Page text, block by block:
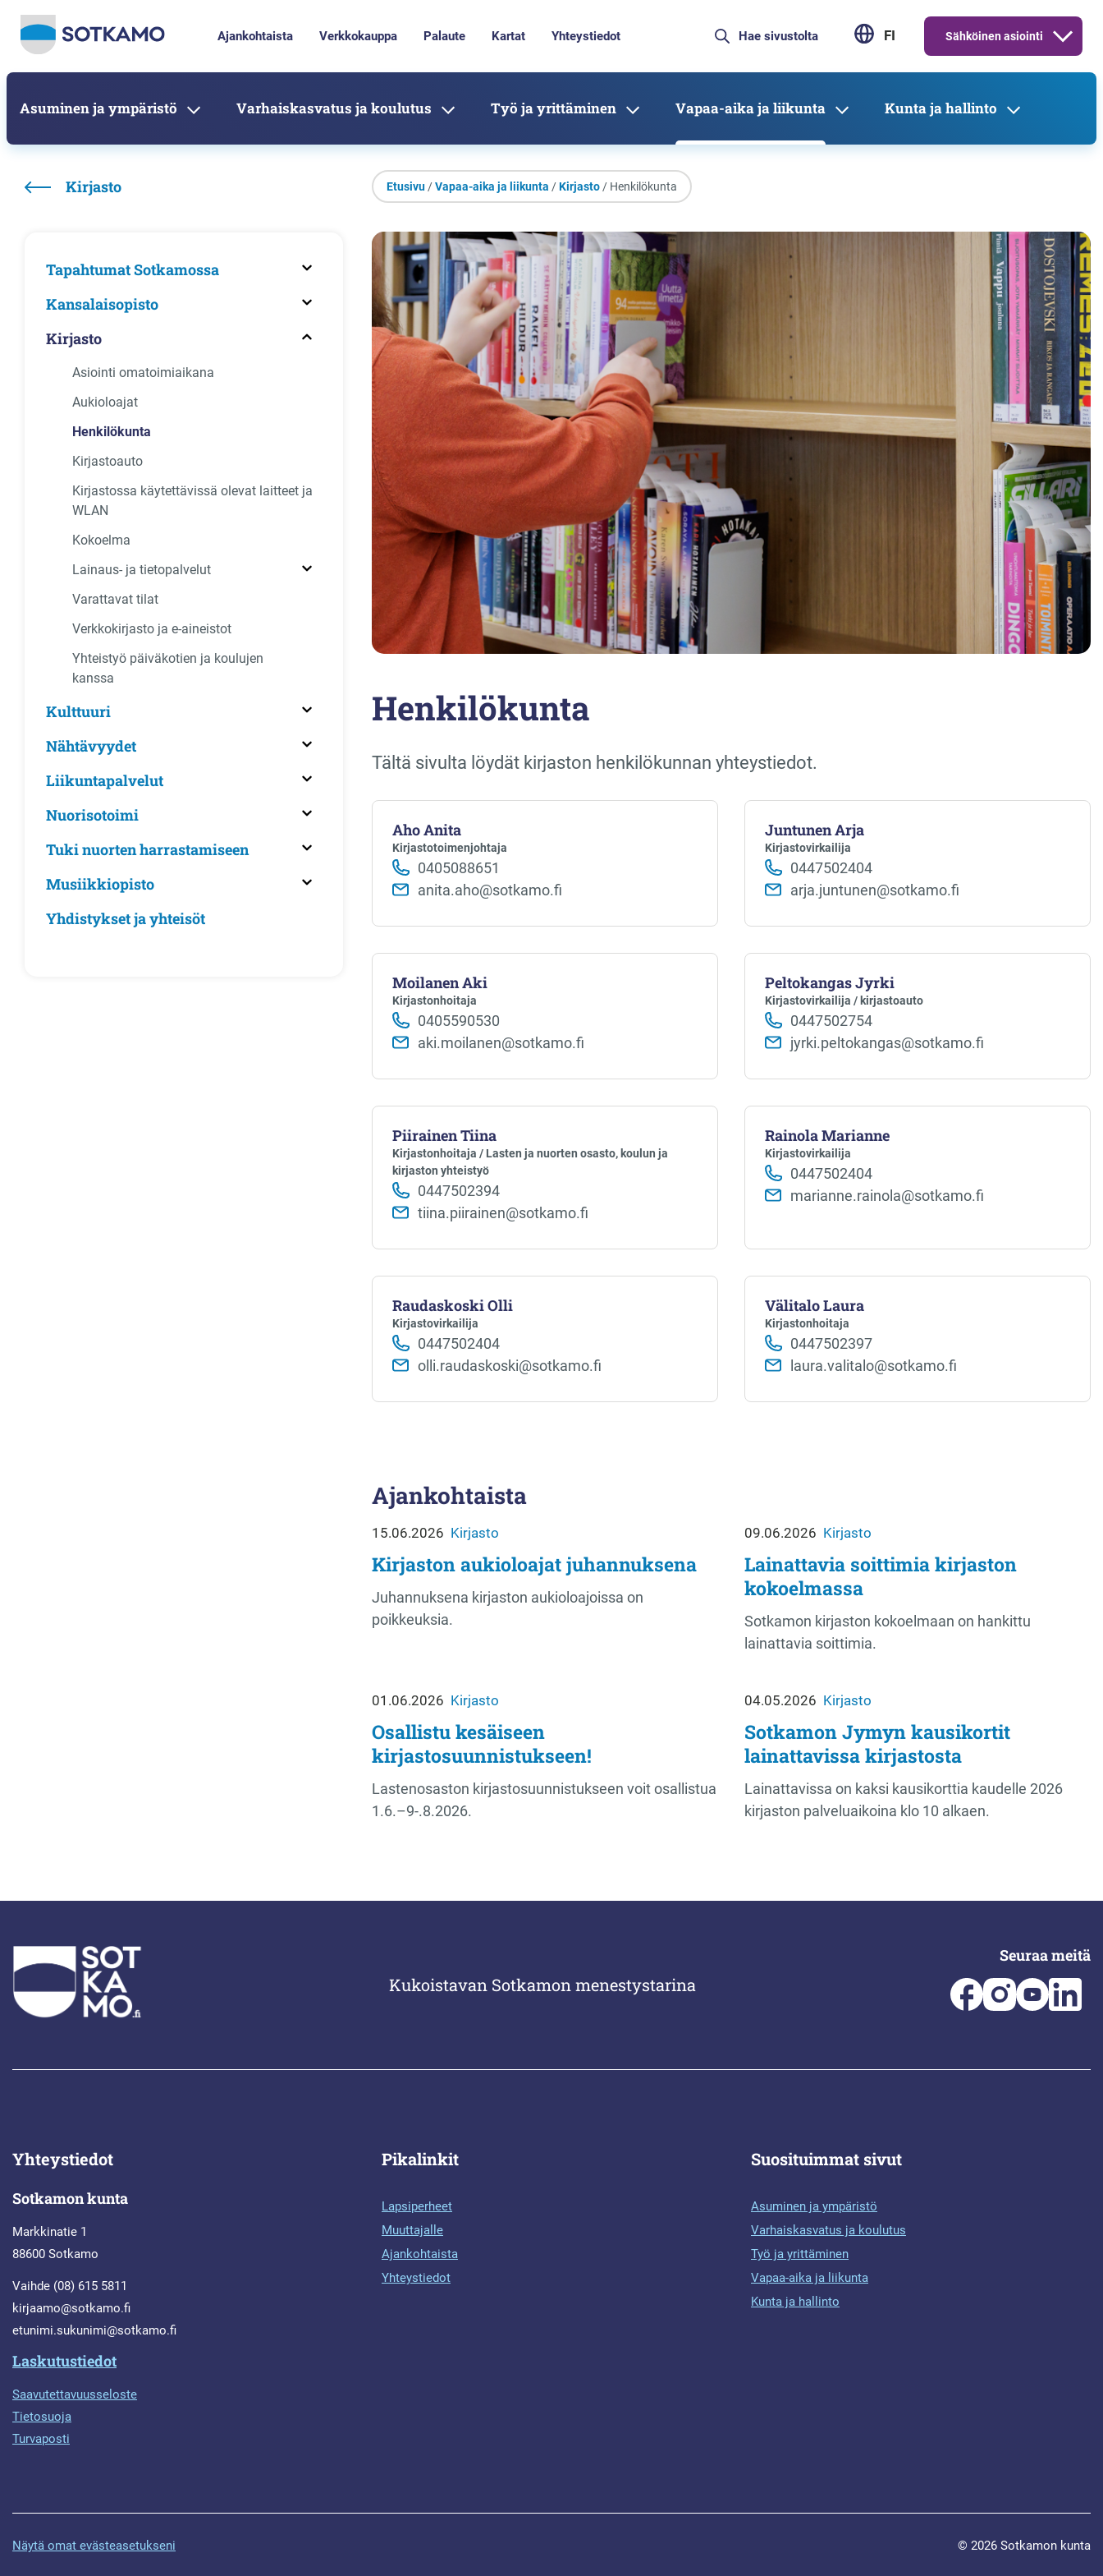
Ajankohtaista Verkkokauppa Palaute Kartat Yhteystiedot FI Sähköinen asiointi
Asuminen ja ympäristö Varhaiskasvatus ja koulutus Työ ja yrittäminen Vapaa-aika ja liikunta Kunta ja hallinto
Kirjasto
Tapahtumat Sotkamossa
Kansalaisopisto
Kirjasto
Asiointi omatoimiaikana
Aukioloajat
Henkilökunta
Kirjastoauto
Kirjastossa käytettävissä olevat laitteet ja
WLAN
Kokoelma
Lainaus- ja tietopalvelut
Varattavat tilat
Verkkokirjasto ja e-aineistot
Yhteistyö päiväkotien ja koulujen
kanssa
Kulttuuri
Nähtävyydet
Liikuntapalvelut
Nuorisotoimi
Tuki nuorten harrastamiseen
Musiikkiopisto
Yhdistykset ja yhteisöt
Etusivu /Vapaa-aika ja liikunta /Kirjasto / Henkilökunta
Henkilökunta
Tältä sivulta löydät kirjaston henkilökunnan yhteystiedot.
Aho Anita
Kirjastotoimenjohtaja
0405088651
anita.aho@sotkamo.fi
Juntunen Arja
Kirjastovirkailija
0447502404
arja.juntunen@sotkamo.fi
Moilanen Aki
Kirjastonhoitaja
0405590530
aki.moilanen@sotkamo.fi
Peltokangas Jyrki
Kirjastovirkailija / kirjastoauto
0447502754
jyrki.peltokangas@sotkamo.fi
Piirainen Tiina
Kirjastonhoitaja / Lasten ja nuorten osasto, koulun ja
kirjaston yhteistyö
0447502394
tiina.piirainen@sotkamo.fi
Rainola Marianne
Kirjastovirkailija
0447502404
marianne.rainola@sotkamo.fi
Raudaskoski Olli
Kirjastovirkailija
0447502404
olli.raudaskoski@sotkamo.fi
Välitalo Laura
Kirjastonhoitaja
0447502397
laura.valitalo@sotkamo.fi
Ajankohtaista
15.06.2026 Kirjasto
Kirjaston aukioloajat juhannuksena
Juhannuksena kirjaston aukioloajoissa on
poikkeuksia.
09.06.2026 Kirjasto
Lainattavia soittimia kirjaston
kokoelmassa
Sotkamon kirjaston kokoelmaan on hankittu
lainattavia soittimia.
01.06.2026 Kirjasto
Osallistu kesäiseen
kirjastosuunnistukseen!
Lastenosaston kirjastosuunnistukseen voit osallistua
1.6.–9-.8.2026.
04.05.2026 Kirjasto
Sotkamon Jymyn kausikortit
lainattavissa kirjastosta
Lainattavissa on kaksi kausikorttia kaudelle 2026
kirjaston palveluaikoina klo 10 alkaen.
Kukoistavan Sotkamon menestystarina
Seuraa meitä
Yhteystiedot
Sotkamon kunta
Markkinatie 1
88600 Sotkamo
Vaihde (08) 615 5811
kirjaamo@sotkamo.fi
etunimi.sukunimi@sotkamo.fi
Laskutustiedot
Saavutettavuusseloste
Tietosuoja
Turvaposti
Pikalinkit
Lapsiperheet
Muuttajalle
Ajankohtaista
Yhteystiedot
Suosituimmat sivut
Asuminen ja ympäristö
Varhaiskasvatus ja koulutus
Työ ja yrittäminen
Vapaa-aika ja liikunta
Kunta ja hallinto
Näytä omat evästeasetukseni © 2026 Sotkamon kunta